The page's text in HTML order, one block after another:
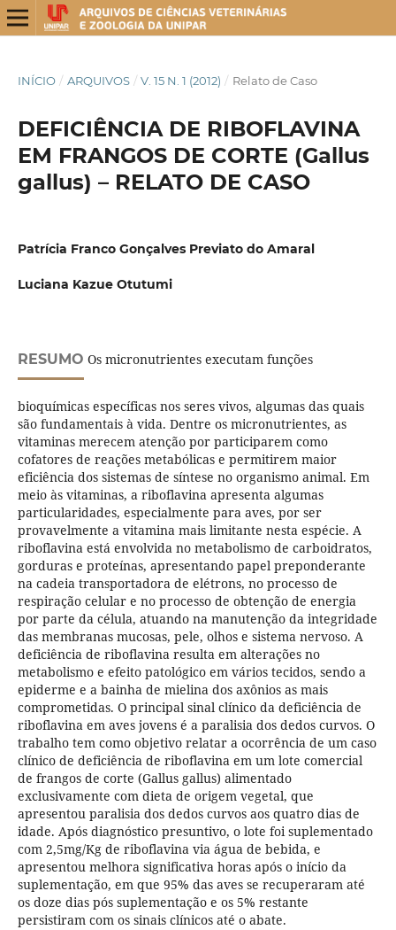
INÍCIO / ARQUIVOS / V. 15 N. 1 (2012) / Relato de Caso
DEFICIÊNCIA DE RIBOFLAVINA
EM FRANGOS DE CORTE (Gallus
gallus) – RELATO DE CASO
Patrícia Franco Gonçalves Previato do Amaral
Luciana Kazue Otutumi
RESUMO Os micronutrientes executam funções
bioquímicas específicas nos seres vivos, algumas das quais
são fundamentais à vida. Dentre os micronutrientes, as
vitaminas merecem atenção por participarem como
cofatores de reações metabólicas e permitirem maior
eficiência dos sistemas de síntese no organismo animal. Em
meio às vitaminas, a riboflavina apresenta algumas
particularidades, especialmente para aves, por ser
provavelmente a vitamina mais limitante nesta espécie. A
riboflavina está envolvida no metabolismo de carboidratos,
gorduras e proteínas, apresentando papel preponderante
na cadeia transportadora de elétrons, no processo de
respiração celular e no processo de obtenção de energia
por parte da célula, atuando na manutenção da integridade
das membranas mucosas, pele, olhos e sistema nervoso. A
deficiência de riboflavina resulta em alterações no
metabolismo e efeito patológico em vários tecidos, sendo a
epiderme e a bainha de mielina dos axônios as mais
comprometidas. O principal sinal clínico da deficiência de
riboflavina em aves jovens é a paralisia dos dedos curvos. O
trabalho tem como objetivo relatar a ocorrência de um caso
clínico de deficiência de riboflavina em um lote comercial
de frangos de corte (Gallus gallus) alimentado
exclusivamente com dieta de origem vegetal, que
apresentou paralisia dos dedos curvos aos quatro dias de
idade. Após diagnóstico presuntivo, o lote foi suplementado
com 2,5mg/Kg de riboflavina via água de bebida, e
apresentou melhora significativa horas após o início da
suplementação, em que 95% das aves se recuperaram até
os doze dias pós suplementação e os 5% restante
persistiram com os sinais clínicos até o abate.